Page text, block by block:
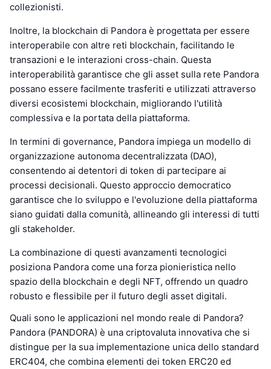
collezionisti.
Inoltre, la blockchain di Pandora è progettata per essere
interoperabile con altre reti blockchain, facilitando le
transazioni e le interazioni cross-chain. Questa
interoperabilità garantisce che gli asset sulla rete Pandora
possano essere facilmente trasferiti e utilizzati attraverso
diversi ecosistemi blockchain, migliorando l'utilità
complessiva e la portata della piattaforma.
In termini di governance, Pandora impiega un modello di
organizzazione autonoma decentralizzata (DAO),
consentendo ai detentori di token di partecipare ai
processi decisionali. Questo approccio democratico
garantisce che lo sviluppo e l'evoluzione della piattaforma
siano guidati dalla comunità, allineando gli interessi di tutti
gli stakeholder.
La combinazione di questi avanzamenti tecnologici
posiziona Pandora come una forza pionieristica nello
spazio della blockchain e degli NFT, offrendo un quadro
robusto e flessibile per il futuro degli asset digitali.
Quali sono le applicazioni nel mondo reale di Pandora?
Pandora (PANDORA) è una criptovaluta innovativa che si
distingue per la sua implementazione unica dello standard
ERC404, che combina elementi dei token ERC20 ed